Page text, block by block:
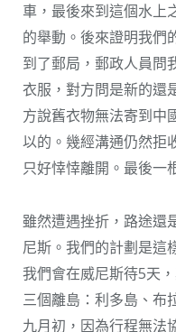
車，最後來到這個水上
的舉動。後來證明我們
到了郵局，郵政人員問
衣服，對方問是新的還
方說舊衣物無法寄到中
以的。幾經溝通仍然拒
只好悻悻離開。最後一
雖然遭遇挫折，路途還
尼斯。我們的計劃是這
我們會在威尼斯待5天
三個離島：利多島、布
九月初，因為行程無法